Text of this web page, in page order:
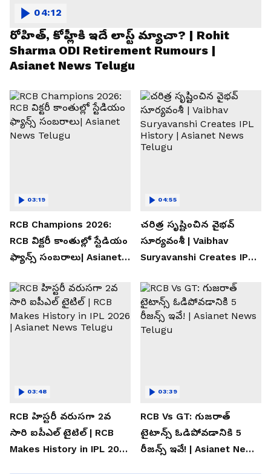
రోహిత్, కోహ్లీకి ఇదే లాస్ట్ మ్యాచా? | Rohit
Sharma ODI Retirement Rumours |
Asianet News Telugu
04:12
RCB Champions 2026:
RCB విక్టరీ కాంతుల్లో స్టేడియం
ఫ్యాన్స్ సంబరాలు| Asianet
03:19
చరిత్ర సృష్టించిన వైభవ్
సూర్యవంశీ | Vaibhav
Suryavanshi Creates IPL
Telugu
04:55
RCB హిస్టరీ వరుసగా 2వ
సారి ఐపీఎల్ టైటిల్ | RCB
Makes History in IPL 2026
03:48
RCB Vs GT: గుజరాత్
టైటాన్స్ ఓడిపోవడానికి 5
రీజన్స్ ఇవే! | Asianet News
03:39